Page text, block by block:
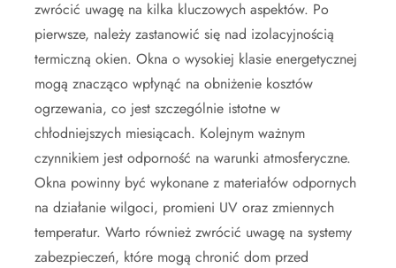
zwrócić uwagę na kilka kluczowych aspektów. Po
pierwsze, należy zastanowić się nad izolacyjnością
termiczną okien. Okna o wysokiej klasie energetycznej
mogą znacząco wpłynąć na obniżenie kosztów
ogrzewania, co jest szczególnie istotne w
chłodniejszych miesiącach. Kolejnym ważnym
czynnikiem jest odporność na warunki atmosferyczne.
Okna powinny być wykonane z materiałów odpornych
na działanie wilgoci, promieni UV oraz zmiennych
temperatur. Warto również zwrócić uwagę na systemy
zabezpieczeń, które mogą chronić dom przed